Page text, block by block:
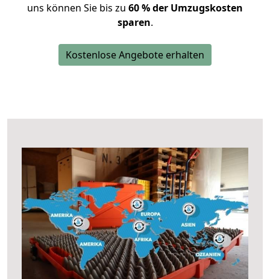
uns können Sie bis zu 60 % der Umzugskosten
sparen.
Kostenlose Angebote erhalten